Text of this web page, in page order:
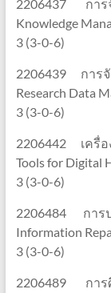
2206437 การ
Knowledge
3 (3-0-6)
2206439 การ
Research Data
3 (3-0-6)
2206442 เครื่
Tools for Digital
3 (3-0-6)
2206484 การป
Information
3 (3-0-6)
2206489 การ